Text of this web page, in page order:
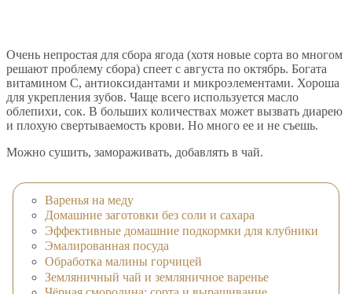
Очень непростая для сбора ягода (хотя новые сорта во многом
решают проблему сбора) спеет с августа по октябрь. Богата
витамином С, антиоксидантами и микроэлементами. Хороша
для укрепления зубов. Чаще всего используется масло
облепихи, сок. В больших количествах может вызвать диарею
и плохую свертываемость крови. Но много ее и не съешь.
Можно сушить, замораживать, добавлять в чай.
Варенья на меду
Домашние заготовки без соли и сахара
Эффективные домашние подкормки для клубники
Эмалированная посуда
Обработка малины горчицей
Земляничный чай и земляничное варенье